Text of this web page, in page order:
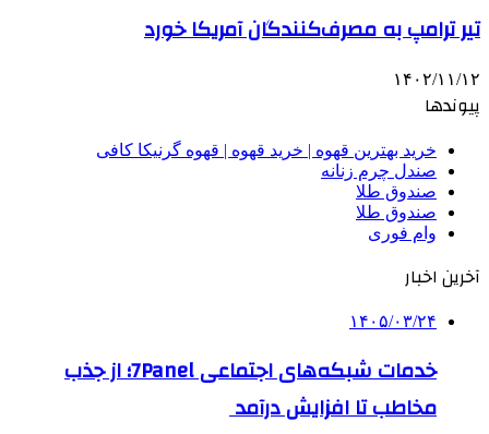
تیر ترامپ به مصرف‌کنندگان آمریکا خورد
۱۴۰۲/۱۱/۱۲
پیوندها
خرید بهترین قهوه | خرید قهوه | قهوه گرنیکا کافی
صندل چرم زنانه
صندوق طلا
صندوق طلا
وام فوری
آخرین اخبار
۱۴۰۵/۰۳/۲۴
خدمات شبکه‌های اجتماعی 7Panel؛ از جذب
مخاطب تا افزایش درآمد